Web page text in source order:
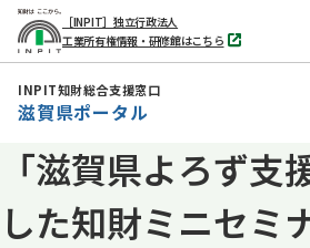
へ
［INPIT］独立行政法人
工業所有権情報・研修館はこちら
別
タ
INPIT知財総合支援窓口
滋賀県ポータル
「滋賀県よろず支
した知財ミニセミ